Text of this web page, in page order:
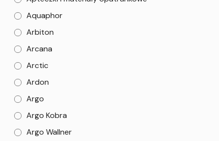
Aquaphor
Arbiton
Arcana
Arctic
Ardon
Argo
Argo Kobra
Argo Wallner